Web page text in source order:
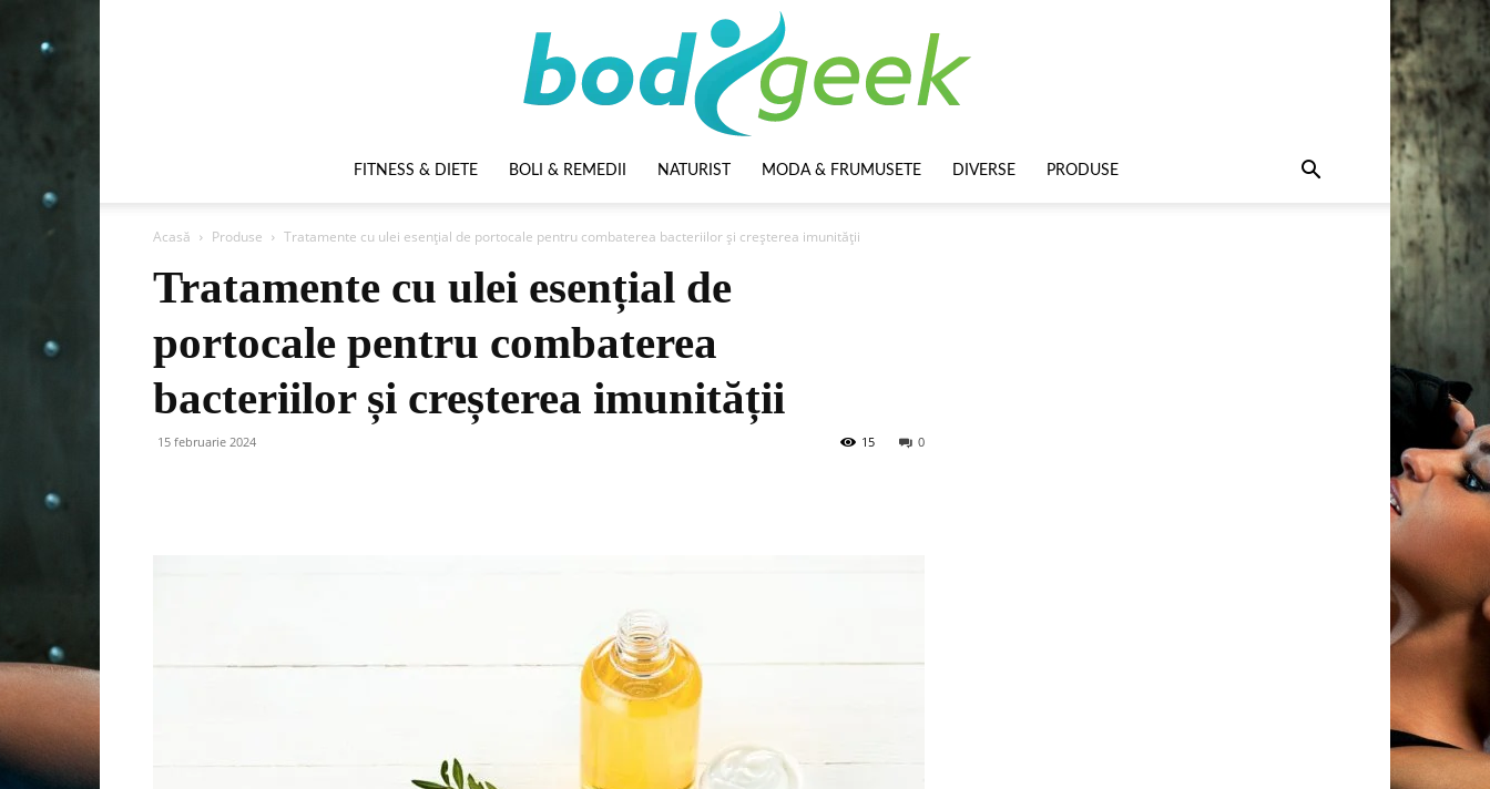
FITNESS & DIETE BOLI & REMEDII NATURIST MODA & FRUMUSETE DIVERSE PRODUSE
Acasă Produse Tratamente cu ulei esențial de portocale pentru combaterea bacteriilor și creșterea imunității
Tratamente cu ulei esențial de
portocale pentru combaterea
bacteriilor și creșterea imunității
15 februarie 2024 0
15